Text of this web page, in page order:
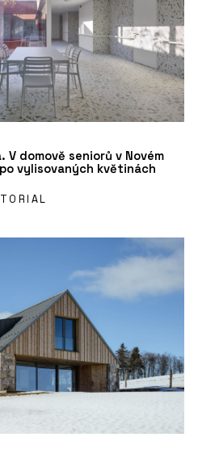
V domově seniorů v Novém
vylisovaných květinách